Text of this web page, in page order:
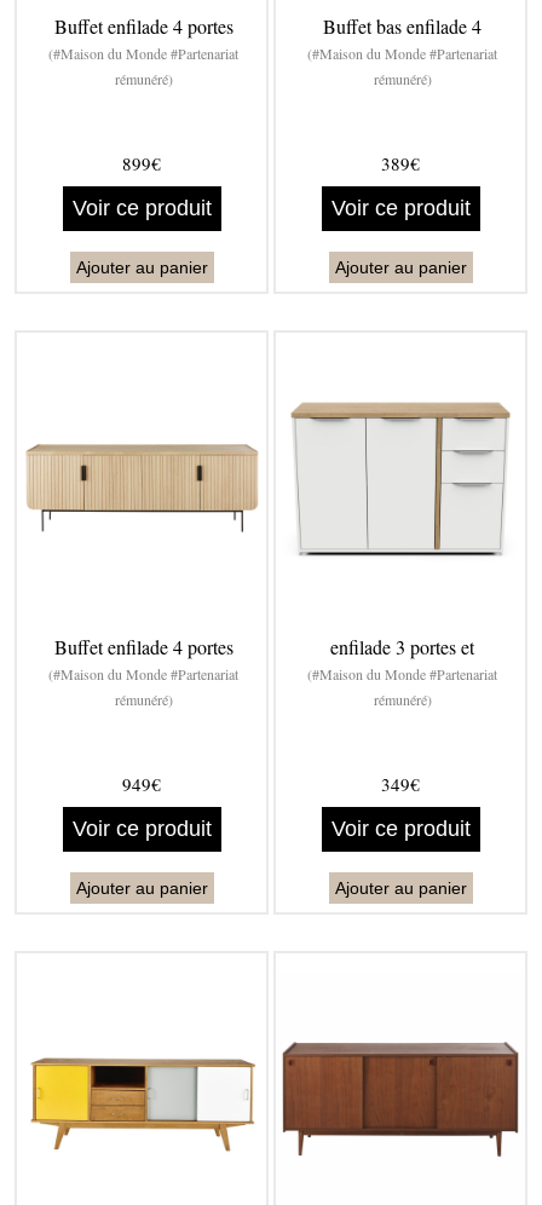
Buffet enfilade 4 portes
(#Maison du Monde #Partenariat
rémunéré)
899€
Voir ce produit
Ajouter au panier
Buffet bas enfilade 4
(#Maison du Monde #Partenariat
rémunéré)
389€
Voir ce produit
Ajouter au panier
Buffet enfilade 4 portes
(#Maison du Monde #Partenariat
rémunéré)
949€
Voir ce produit
Ajouter au panier
enfilade 3 portes et
(#Maison du Monde #Partenariat
rémunéré)
349€
Voir ce produit
Ajouter au panier